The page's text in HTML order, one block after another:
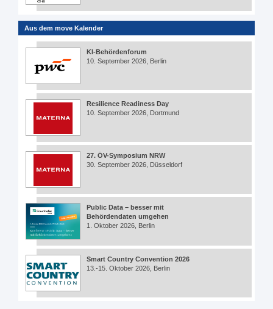
Aus dem move Kalender
KI-Behördenforum
10. September 2026, Berlin
Resilience Readiness Day
10. September 2026, Dortmund
27. ÖV-Symposium NRW
30. September 2026, Düsseldorf
Public Data – besser mit
Behördendaten umgehen
1. Oktober 2026, Berlin
Smart Country Convention 2026
13.-15. Oktober 2026, Berlin